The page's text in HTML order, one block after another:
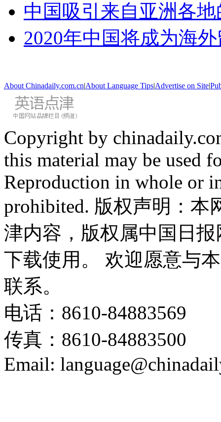
中国吸引来自亚洲各
2020年中国将成为海
About Chinadaily.com.cn|About Language Tips|Advertise on Site|
Copyright by
this material may be used
Reproduction in whole or
prohibited. 版权声明：
津内容，版权属中国日
下载使用。 欢迎愿意与
联系。
电话：8610-84883569
传真：8610-84883500
Email: